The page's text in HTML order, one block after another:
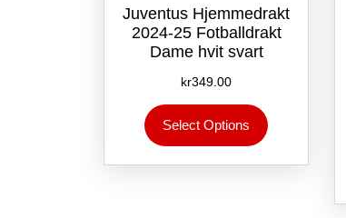
Juventus Hjemmedrakt
2024-25 Fotballdrakt
Dame hvit svart
kr349.00
Select Options
produktet
flere
Alternativene